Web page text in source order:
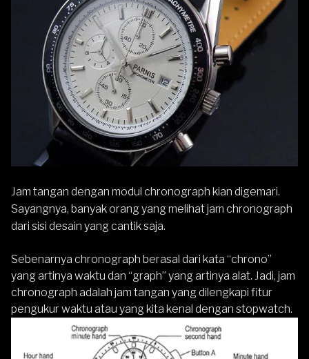
Jam tangan dengan modul chronograph kian digemari.
Sayangnya, banyak orang yang melihatjam chronograph
dari sisi desain yang cantik saja.
Sebenarnya chronograph berasal dari kata “chrono”
yang artinya waktu dan “graph” yang artinya alat. Jadi, jam
chronograph adalah jam tangan yang dilengkapi fitur
pengukur waktu atau yang kita kenal dengan stopwatch.